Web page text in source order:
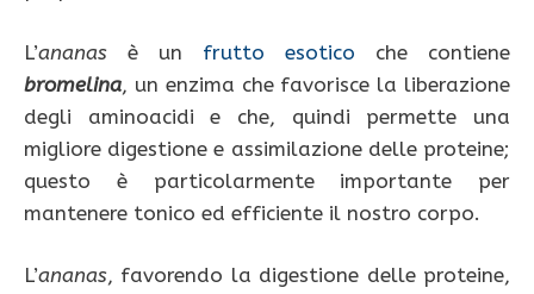
L’ananas è un frutto esotico che contiene
bromelina, un enzima che favorisce la liberazione
degli aminoacidi e che, quindi permette una
migliore digestione e assimilazione delle proteine;
questo è particolarmente importante per
mantenere tonico ed efficiente il nostro corpo.
L’ananas, favorendo la digestione delle proteine,